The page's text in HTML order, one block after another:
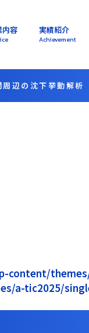
内容 実績紹介
Achievement
辺の沈下挙動解析
content/
a-tic2025/